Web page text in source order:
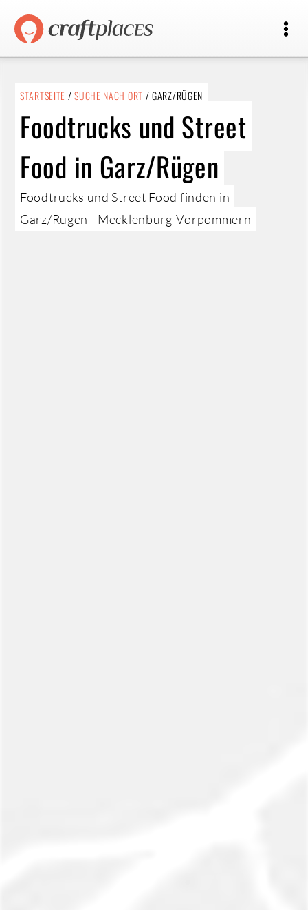
STARTSEITE /SUCHE NACH ORT / GARZ/RÜGEN
Foodtrucks und Street
Food in Garz/Rügen
Foodtrucks und Street Food finden in
Garz/Rügen - Mecklenburg-Vorpommern